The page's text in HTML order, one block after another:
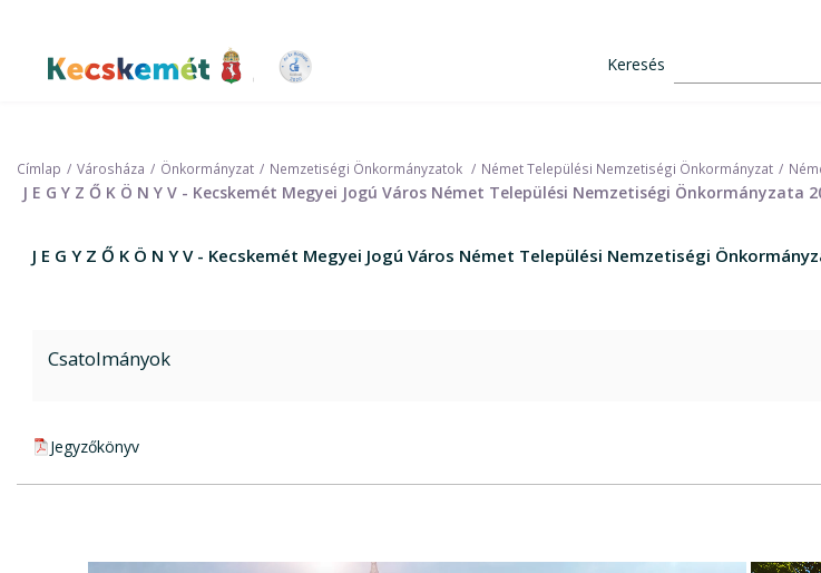
tartalomra
Kecskemét Város Honlapja
Keresés
Címlap Városháza Önkormányzat Nemzetiségi Önkormányzatok Német Települési Nemzetiségi Önkormányzat
J E G Y Z Ő K Ö N Y V - Kecskemét Megyei Jogú Város Német Települési Nemzetiségi
J E G Y Z Ő K Ö N Y V - Kecskemét Megyei Jogú Város Német Települési Nemzetiségi
Csatolmányok
pdf csatolmány:
Jegyzőkönyv